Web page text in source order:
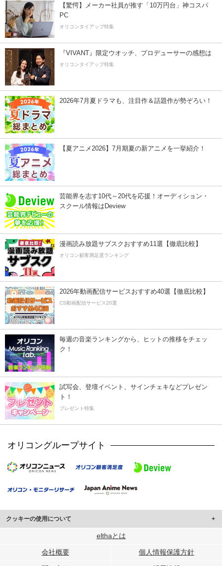
【驚愕】メーカー社員が推す「10万円台」神コスパ
PC
オリコンタイアップ特集
『VIVANT』限定ウオッチ、プロデューサーの感想は
オリコンタイアップ特集
2026年7月夏ドラマも、注目作＆話題作が勢ぞろい！
【夏アニメ2026】7月期夏の新アニメを一挙紹介！
芸能界を志す10代～20代を応援！オーディション・
スクール情報はDeview
漫画読み放題サブスクおすすめ11選【徹底比較】
オリコン顧客満足度ランキング
2026年動画配信サービスおすすめ40選【徹底比較】
CS動画配信サービス20選
毎週の音楽ランキングから、ヒットの推移をチェッ
ク！
試写会、登壇イベント、サインチェキなどプレゼン
ト！
プレゼント特集
オリコングループサイト
クッキーの使用について
このサイトでは Cookie を使用して、ユーザーに合わせたコンテンツや広告の
行っています。
elthaとは
会社概要 個人情報保護方針